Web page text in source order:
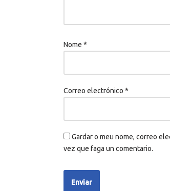
Nome *
Correo electrónico *
Gardar o meu nome, correo
vez que faga un comentario.